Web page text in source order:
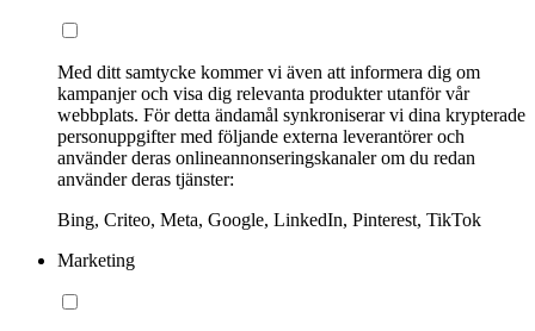
Med ditt samtycke kommer vi även att informera dig om
kampanjer och visa dig relevanta produkter utanför vår
webbplats. För detta ändamål synkroniserar vi dina krypterade
personuppgifter med följande externa leverantörer och
använder deras onlineannonseringskanaler om du redan
använder deras tjänster:
Bing, Criteo, Meta, Google, LinkedIn, Pinterest, TikTok
Marketing